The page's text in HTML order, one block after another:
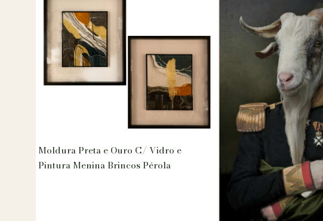
Moldura Preta e Ouro C/ Vidro e
Pintura Menina Brincos Pérola